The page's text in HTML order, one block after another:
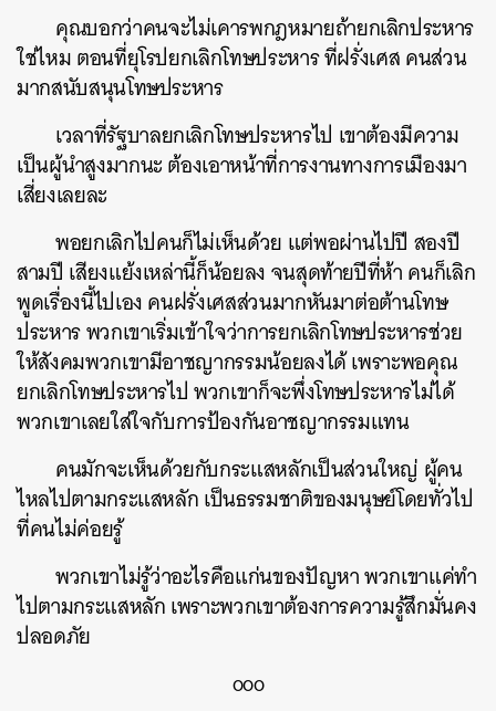
คุณบอกว่าคนจะไม่เคารพกฎหมายถ้ายกเลิกประหาร
ใช่ไหม ตอนที่ยุโรปยกเลิกโทษประหาร ที่ฝรั่งเศส คนส่วน
มากสนับสนุนโทษประหาร
เวลาที่รัฐบาลยกเลิกโทษประหารไป เขาต้องมีความ
เป็นผู้นำสูงมากนะ ต้องเอาหน้าที่การงานทางการเมืองมา
เสี่ยงเลยละ
พอยกเลิกไปคนก็ไม่เห็นด้วย แต่พอผ่านไปปี สองปี
สามปี เสียงแย้งเหล่านี้ก็น้อยลง จนสุดท้ายปีที่ห้า คนก็เลิก
พูดเรื่องนี้ไปเอง คนฝรั่งเศสส่วนมากหันมาต่อต้านโทษ
ประหาร พวกเขาเริ่มเข้าใจว่าการยกเลิกโทษประหารช่วย
ให้สังคมพวกเขามีอาชญากรรมน้อยลงได้ เพราะพอคุณ
ยกเลิกโทษประหารไป พวกเขาก็จะพึ่งโทษประหารไม่ได้
พวกเขาเลยใส่ใจกับการป้องกันอาชญากรรมแทน
คนมักจะเห็นด้วยกับกระแสหลักเป็นส่วนใหญ่ ผู้คน
ไหลไปตามกระแสหลัก เป็นธรรมชาติของมนุษย์โดยทั่วไป
ที่คนไม่ค่อยรู้
พวกเขาไม่รู้ว่าอะไรคือแก่นของปัญหา พวกเขาแค่ทำ
ไปตามกระแสหลัก เพราะพวกเขาต้องการความรู้สึกมั่นคง
ปลอดภัย
ooo